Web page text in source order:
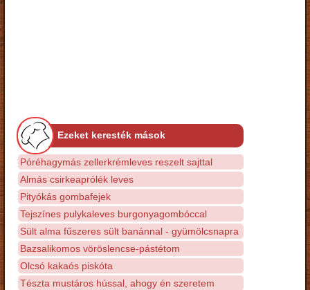
Ezeket keresték mások
Póréhagymás zellerkrémleves reszelt sajttal
Almás csirkeaprólék leves
Pityókás gombafejek
Tejszínes pulykaleves burgonyagombóccal
Sült alma fűszeres sült banánnal - gyümölcsnapra
Bazsalikomos vöröslencse-pástétom
Olcsó kakaós piskóta
Tészta mustáros hússal, ahogy én szeretem